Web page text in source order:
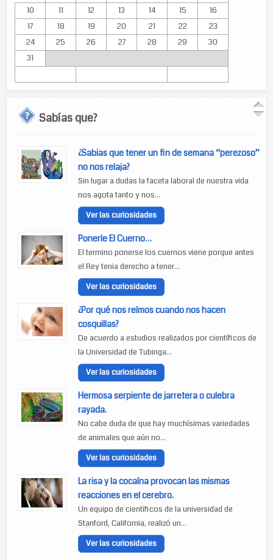
10
11 12 13 14 15
16
17
18 19 20 21 22
23
24
25 26 27 28 29
30
31
Sabías que?
¿Sabias que tener un fin de semana “perezoso”
no nos relaja?
Sin lugar a dudas la faceta laboral de nuestra vida
nos agota tanto y nos...
Ver las curiosidades
Ponerle El Cuerno…
El termino ponerse los cuernos viene porque antes
el Rey tenia derecho a tener...
Ver las curiosidades
¿Por qué nos reímos cuando nos hacen
cosquillas?
De acuerdo a estudios realizados por científicos de
la Universidad de Tubinga...
Ver las curiosidades
Hermosa serpiente de jarretera o culebra
rayada.
No cabe duda de que hay muchísimas variedades
de animales que aún no...
Ver las curiosidades
La risa y la cocaína provocan las mismas
reacciones en el cerebro.
Un equipo de científicos de la universidad de
Stanford, California, realizó un...
Ver las curiosidades